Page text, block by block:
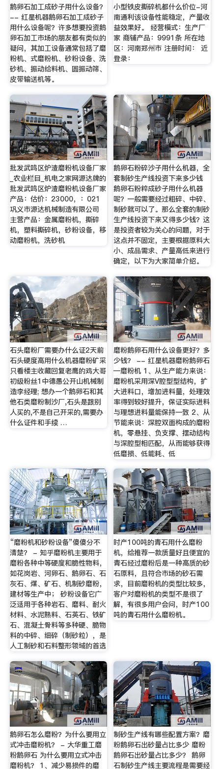
鹅卵石加工成砂子用什么设备？
-- 红星机器鹅卵石加工成砂子
用什么设备呢？许多想要投资鹅
卵石加工市场的朋友都有类似的
疑问，其加工设备通常包括了磨
粉机、式磨粉机、砂粉设备、洗
砂机、振动给料机、圆振动筛、
皮带输送机等。
小型铁皮撕碎机都什么价位-河
南通利该设备性能稳定，产量收
益效果好。 经营模式：生产厂
家 商铺产品：9991条 所在地
区：河南郑州市 注册时间： 近
登录：
批发武鸣区炉渣磨粉机设备厂家
_农业栏目_机电之家网源达牌的
批发武鸣区炉渣磨粉机设备厂家
产品：估价：23000，：021
巩义市源达机械制造有限公司
主营产品：金属磨粉机，撕碎
机，塑料撕碎机，砂粉设备，移
动磨粉机，洗砂机
鹅卵石粉碎沙子用什么机器，全
套制砂生产线投资下来多少钱
鹅卵石粉粹成砂子用什么机器
呢？一般需要经过粗碎、中碎、
制砂就可以了。那么全套的制砂
生产线投资下来又得多少钱？这
是投资者较为关心的问题，对于
这点并不固定，主要根据原料大
小、成品需求、产量高低来进行
确定，以下为大家简单介绍。
石头磨粉厂需要办什么证2天前
石头硬度高用什么机器磨粉矿采
只看楼主收藏回复老鹰的鸡大哥
初级粉丝1中德愚公开山机械制
造李经理; 想办一个鹅卵石和其
他石类磨粉制沙厂,石头是跟别
人买的,不是自己开采的,需要办
什么证件和手续 …
磨粉鹅卵石用什么设备更好？多
少钱？ -- 红星机器磨粉鹅卵石
—磨粉机 1、从生产能力来说：
磨粉机采用深V腔型型结构，扩
大进料口，增加进料量，处理效
率得到较好提升，保证实际进料
与理想进料量能保持一致 2、从
节能来说：深腔双面构成的磨粉
机，零悬挂、负支撑、摆动结构
与深腔型相匹配，从而能够获得
低磨损、低能耗、低
“磨粉机和砂粉设备”傻傻分不
清楚？ - 知乎磨粉机主要用于
磨粉各种中等硬度和脆性物料，
如花岗岩、河卵石、鹅卵石、石
灰石、煤、矿石、机制砂磨粉，
建材等生产中； 砂粉设备它广
泛适用于各种岩石、磨料、耐火
材料、水泥熟料、石英石、铁矿
石、混凝土骨料等多种硬、脆物
料的中碎、细碎（制砂粒），是
人工制砂和石料整形领域的首选
时产100吨的青石用什么磨粉
机，给推荐一款质量好且便宜的
青石经过磨粉后是一种高质的砂
石原料，且符合市场的砂石需
求，目前磨粉机的类型比较多，
客户对磨粉机的类型不是很了
解，有很多用户会问，时产100
吨的青石用什么磨粉机。
鹅卵石怎么磨粉？为什么要用立
式冲击磨粉机？ - 大华重工磨
粉鹅卵石 为什么要用立式冲击
磨粉机？ 1、减少易损件的磨
制砂生产线有哪些配置方案？磨
粉鹅卵石出砂量占比多少 磨粉
鹅卵石出砂量占比多少？ 鹅卵
石制砂生产线主要流程是需要经